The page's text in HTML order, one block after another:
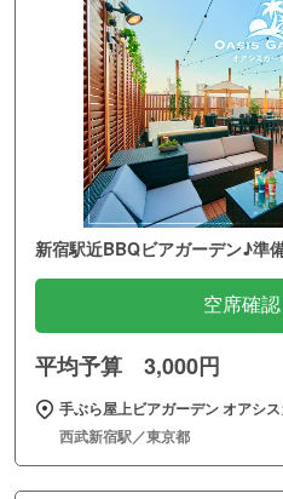
新宿駅近BBQビアガーデン♪準
空席確
平均予算 3,000円
手ぶら屋上ビアガーデン オアシ
西武新宿駅／東京都